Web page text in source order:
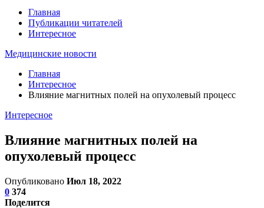
Главная
Публикации читателей
Интересное
Медицинские новости
Главная
Интересное
Влияние магнитных полей на опухолевый процесс
Интересное
Влияние магнитных полей на
опухолевый процесс
Опубликовано Июл 18, 2022
0 374
Поделится